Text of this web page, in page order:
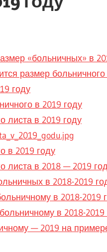
«больничных» в
размер
году
в 2019 году
листа в 2019 году
в 2019 году
листа в 2018 — 2019
в 2018-2019
в 2018-2019
в 2018-2019
— 2019 на